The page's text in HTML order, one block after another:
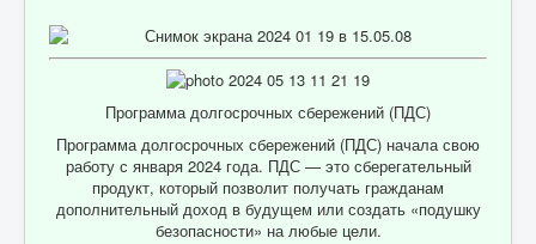
Программа долгосрочных сбережений (ПДС)
Программа долгосрочных сбережений (ПДС) начала свою
работу с января 2024 года. ПДС — это сберегательный
продукт, который позволит получать гражданам
дополнительный доход в будущем или создать «подушку
безопасности» на любые цели.